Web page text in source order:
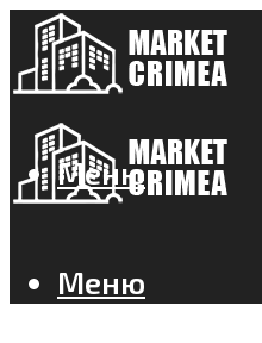
Меню
Меню